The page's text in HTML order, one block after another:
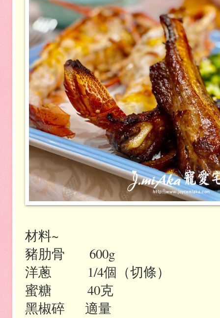
材料~
豬肋骨
600g
洋蔥
1/4個（切條）
蜜糖 40克
黑椒碎
適量